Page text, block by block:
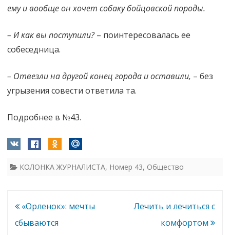
ему и вообще он хочет собаку бойцовской породы.
– И как вы поступили?– поинтересовалась ее
собеседница.
– Отвезли на другой конец города и оставили, – без
угрызения совести ответила та.
Подробнее в №43.
КОЛОНКА ЖУРНАЛИСТА, Номер 43, Общество
Навигация
по
«Орленок»: мечты
сбываются
Лечить и лечиться с
комфортом